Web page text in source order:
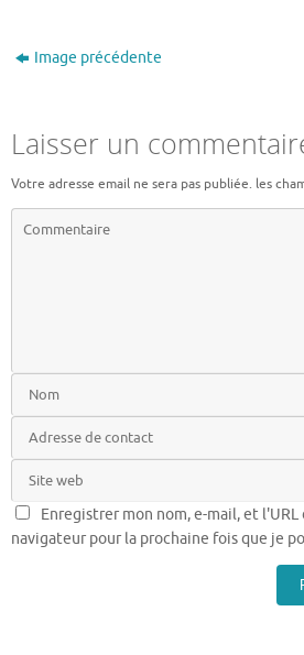
Image précédente
Laisser un
Votre adresse email ne sera pas publiée. les
Enregistrer mon nom, e-mail, et l'URL
navigateur pour la prochaine fois que je